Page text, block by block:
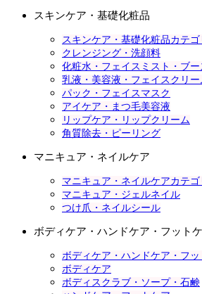
スキンケア・基礎化粧品
スキンケア・基礎化粧品カテゴ
クレンジング・洗顔料
化粧水・フェイスミスト・ブー
乳液・美容液・フェイスクリー
パック・フェイスマスク
アイケア・まつ毛美容液
リップケア・リップクリーム
角質除去・ピーリング
マニキュア・ネイルケア
マニキュア・ネイルケアカテゴ
マニキュア・ジェルネイル
つけ爪・ネイルシール
ボディケア・ハンドケア・フット
ボディケア・ハンドケア・フ
ボディケア
ボディスクラブ・ソープ・石鹸